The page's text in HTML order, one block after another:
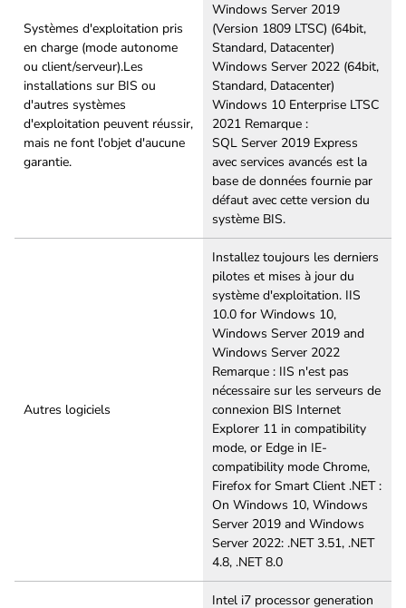
Systèmes d'exploitation pris
en charge (mode autonome
ou client/serveur).Les
installations sur BIS ou
d'autres systèmes
d'exploitation peuvent réussir,
mais ne font l'objet d'aucune
garantie.
Windows Server 2019
(Version 1809 LTSC) (64bit,
Standard, Datacenter)
Windows Server 2022 (64bit,
Standard, Datacenter)
Windows 10 Enterprise LTSC
2021 Remarque :
SQL Server 2019 Express
avec services avancés est la
base de données fournie par
défaut avec cette version du
système BIS.
Autres logiciels
Installez toujours les derniers
pilotes et mises à jour du
système d'exploitation. IIS
10.0 for Windows 10,
Windows Server 2019 and
Windows Server 2022
Remarque : IIS n'est pas
nécessaire sur les serveurs de
connexion BIS Internet
Explorer 11 in compatibility
mode, or Edge in IE-
compatibility mode Chrome,
Firefox for Smart Client .NET :
On Windows 10, Windows
Server 2019 and Windows
Server 2022: .NET 3.51, .NET
4.8, .NET 8.0
Intel i7 processor generation